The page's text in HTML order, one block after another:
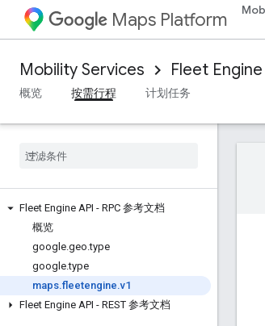
Maps Platform
Mobility Services Fleet Engine
概览 按需行程 计划任务
Fleet Engine API - RPC 参考文档
概览
google.geo.type
google.type
maps.fleetengine.v1
Fleet Engine API - REST 参考文档